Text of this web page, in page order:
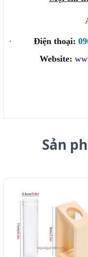
· Điện thoại:
Website:
Sản